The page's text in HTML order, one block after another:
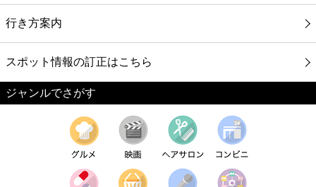
行き方案内
スポット情報の訂正はこちら
ジャンルでさがす